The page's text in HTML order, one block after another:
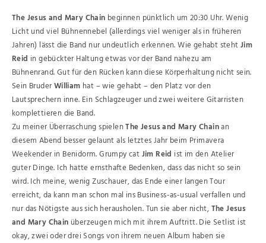
The Jesus and Mary Chain beginnen pünktlich um 20:30 Uhr. Wenig
Licht und viel Bühnennebel (allerdings viel weniger als in früheren
Jahren) lässt die Band nur undeutlich erkennen. Wie gehabt stehtJim
Reid in gebückter Haltung etwas vor der Band nahezu am
Bühnenrand. Gut für den Rücken kann diese Körperhaltung nicht sein.
Sein BruderWilliam hat – wie gehabt – den Platz vor den
Lautsprechern inne. Ein Schlagzeuger und zwei weitere Gitarristen
komplettieren die Band.
Zu meiner Überraschung spielenThe Jesus and Mary Chainan
diesem Abend besser gelaunt als letztes Jahr beim Primavera
Weekender in Benidorm. Grumpy catJim Reid ist im den Atelier
guter Dinge. Ich hatte ernsthafte Bedenken, dass das nicht so sein
wird. Ich meine, wenig Zuschauer, das Ende einer langen Tour
erreicht, da kann man schon mal ins Business-as-usual verfallen und
nur das Nötigste aus sich herausholen. Tun sie aber nicht,The Jesus
and Mary Chain überzeugen mich mit ihrem Auftritt. Die Setlist ist
okay, zwei oder drei Songs von ihrem neuen Album haben sie